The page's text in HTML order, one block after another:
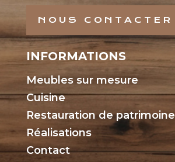
NOUS CONTACTER
INFORMATIONS
Meubles sur mesure
Cuisine
Restauration de patrimoine
Réalisations
Contact